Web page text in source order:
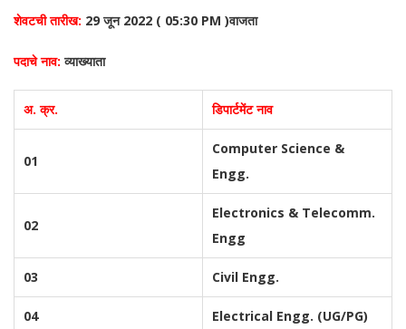
शेवटची तारीख: 29 जून 2022 ( 05:30 PM )वाजता
पदाचे नाव: व्याख्याता
अ. क्र. डिपार्टमेंट नाव
01
Computer Science &
Engg.
02
Electronics & Telecomm.
Engg
03 Civil Engg.
04 Electrical Engg. (UG/PG)